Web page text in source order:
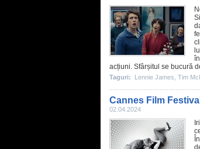
acțiuni. Sfârșitul se bucură
Taguri: Lennie James Tim
Cannes Film
02.04.2024